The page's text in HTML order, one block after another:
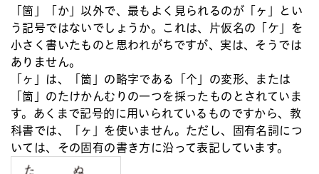
「箇」「か」以外で、最もよく見られるのが「ヶ」とい
う記号ではないでしょうか。これは、片仮名の「ケ」を
小さく書いたものと思われがちですが、実は、そうでは
ありません。
「ヶ」は、「箇」の略字である「个」の変形、または
「箇」のたけかんむりの一つを採ったものとされていま
す。あくまで記号的に用いられているものですから、教
科書では、「ヶ」を使いません。ただし、固有名詞につ
いては、その固有の書き方に沿って表記しています。